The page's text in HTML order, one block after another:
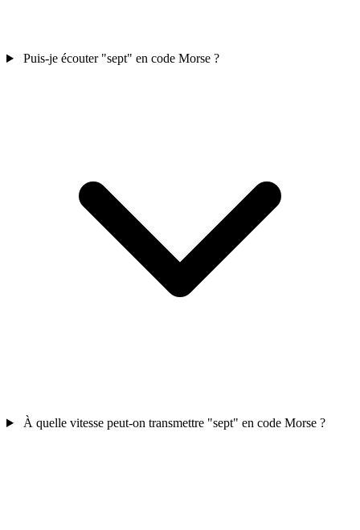
Puis-je écouter "sept" en code Morse ?
À quelle vitesse peut-on transmettre "sept" en code Morse ?